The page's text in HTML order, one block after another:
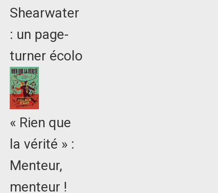
Shearwater
: un page-
turner écolo
« Rien que
la vérité » :
Menteur,
menteur !